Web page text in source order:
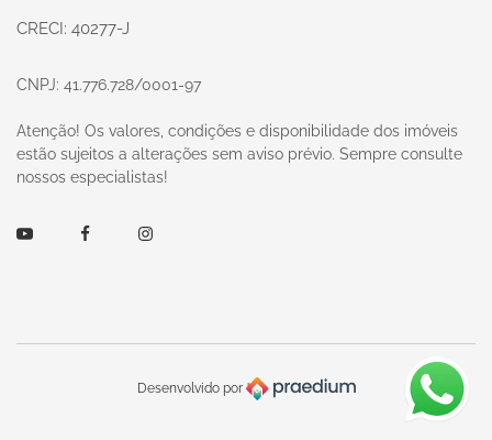
CRECI: 40277-J
CNPJ: 41.776.728/0001-97
Atenção! Os valores, condições e disponibilidade dos imóveis
estão sujeitos a alterações sem aviso prévio. Sempre consulte
nossos especialistas!
Youtube FacebookInstagram
Desenvolvido por